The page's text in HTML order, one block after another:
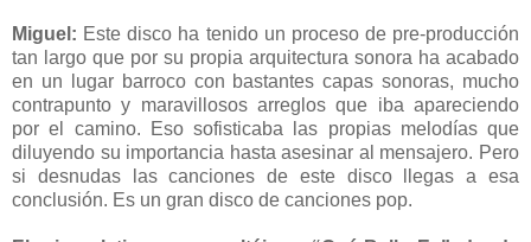
Miguel: Este disco ha tenido un proceso de pre-producción
tan largo que por su propia arquitectura sonora ha acabado
en un lugar barroco con bastantes capas sonoras, mucho
contrapunto y maravillosos arreglos que iba apareciendo
por el camino. Eso sofisticaba las propias melodías que
diluyendo su importancia hasta asesinar al mensajero. Pero
si desnudas las canciones de este disco llegas a esa
conclusión. Es un gran disco de canciones pop.